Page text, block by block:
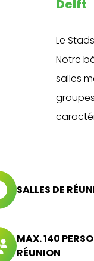
Delft
Le
Notre
salles
SALLES DE
MAX. 140
RÉUNION